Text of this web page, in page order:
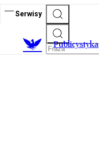
Serwisy
Publicystyka